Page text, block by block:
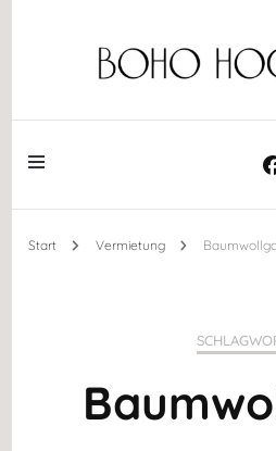
BOHO
Start Vermietung